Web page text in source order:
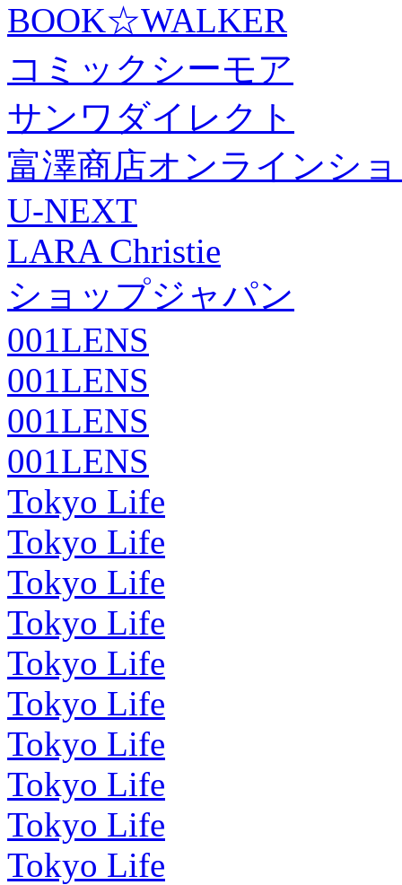
BOOK☆WALKER
コミックシーモア
サンワダイレクト
富澤商店オンラインシ
U-NEXT
LARA Christie
ショップジャパン
001LENS
001LENS
001LENS
001LENS
Tokyo Life
Tokyo Life
Tokyo Life
Tokyo Life
Tokyo Life
Tokyo Life
Tokyo Life
Tokyo Life
Tokyo Life
Tokyo Life